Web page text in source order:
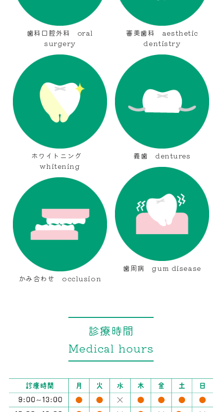
歯科口腔外科 oral
surgery
審美歯科 aesthetic
dentistry
ホワイトニング
whitening
義歯 dentures
歯周病 gum disease
かみ合わせ occlusion
診療時間
Medical hours